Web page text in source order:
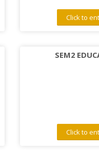
Click to
SEM2
Click to